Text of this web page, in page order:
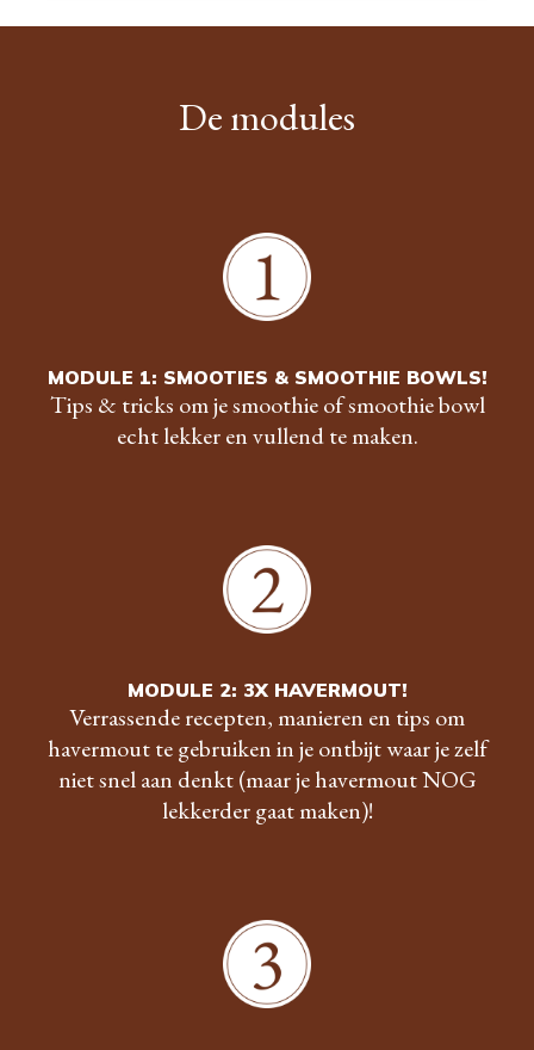
De modules
MODULE 1: SMOOTIES & SMOOTHIE BOWLS!
Tips & tricks om je smoothie of smoothie bowl
echt lekker en vullend te maken.
MODULE 2: 3X HAVERMOUT!
Verrassende recepten, manieren en tips om
havermout te gebruiken in je ontbijt waar je zelf
niet snel aan denkt (maar je havermout NOG
lekkerder gaat maken)!